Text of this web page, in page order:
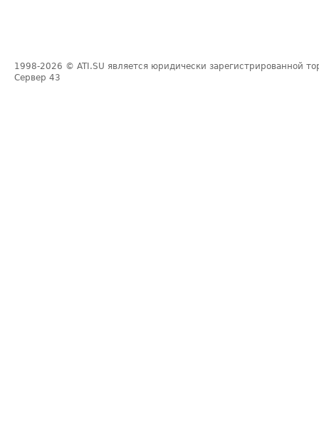
1998-2026 © ATI.SU является юридически зарегистрированной
Сервер 43